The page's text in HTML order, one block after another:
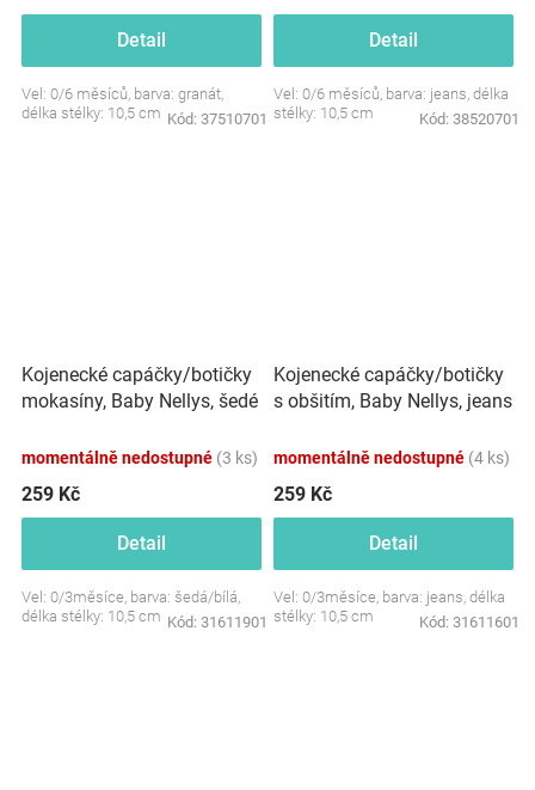
Detail
Vel: 0/6 měsíců, barva: granát,
délka stélky: 10,5 cm Kód: 37510701
Detail
Vel: 0/6 měsíců, barva: jeans, délka
stélky: 10,5 cm
Kód: 38520701
Kojenecké capáčky/botičky
mokasíny, Baby Nellys, šedé
momentálně nedostupné (3 ks)
259 Kč
Detail
Vel: 0/3měsíce, barva: šedá/bílá,
délka stélky: 10,5 cm Kód: 31611901
Kojenecké capáčky/botičky
s obšitím, Baby Nellys, jeans
momentálně nedostupné (4 ks)
259 Kč
Detail
Vel: 0/3měsíce, barva: jeans, délka
stélky: 10,5 cm
Kód: 31611601